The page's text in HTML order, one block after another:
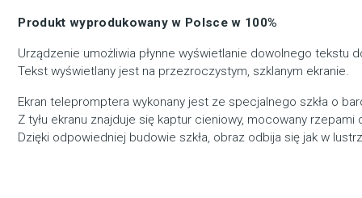
Produkt wyprodukowany w Polsce w 100%
Urządzenie umożliwia płynne wyświetlanie dowolnego tekstu
Tekst wyświetlany jest na przezroczystym, szklanym ekranie.
Ekran telepromptera wykonany jest ze specjalnego szkła o
Z tyłu ekranu znajduje się kaptur cieniowy, mocowany rzepami
Dzięki odpowiedniej budowie szkła, obraz odbija się jak w